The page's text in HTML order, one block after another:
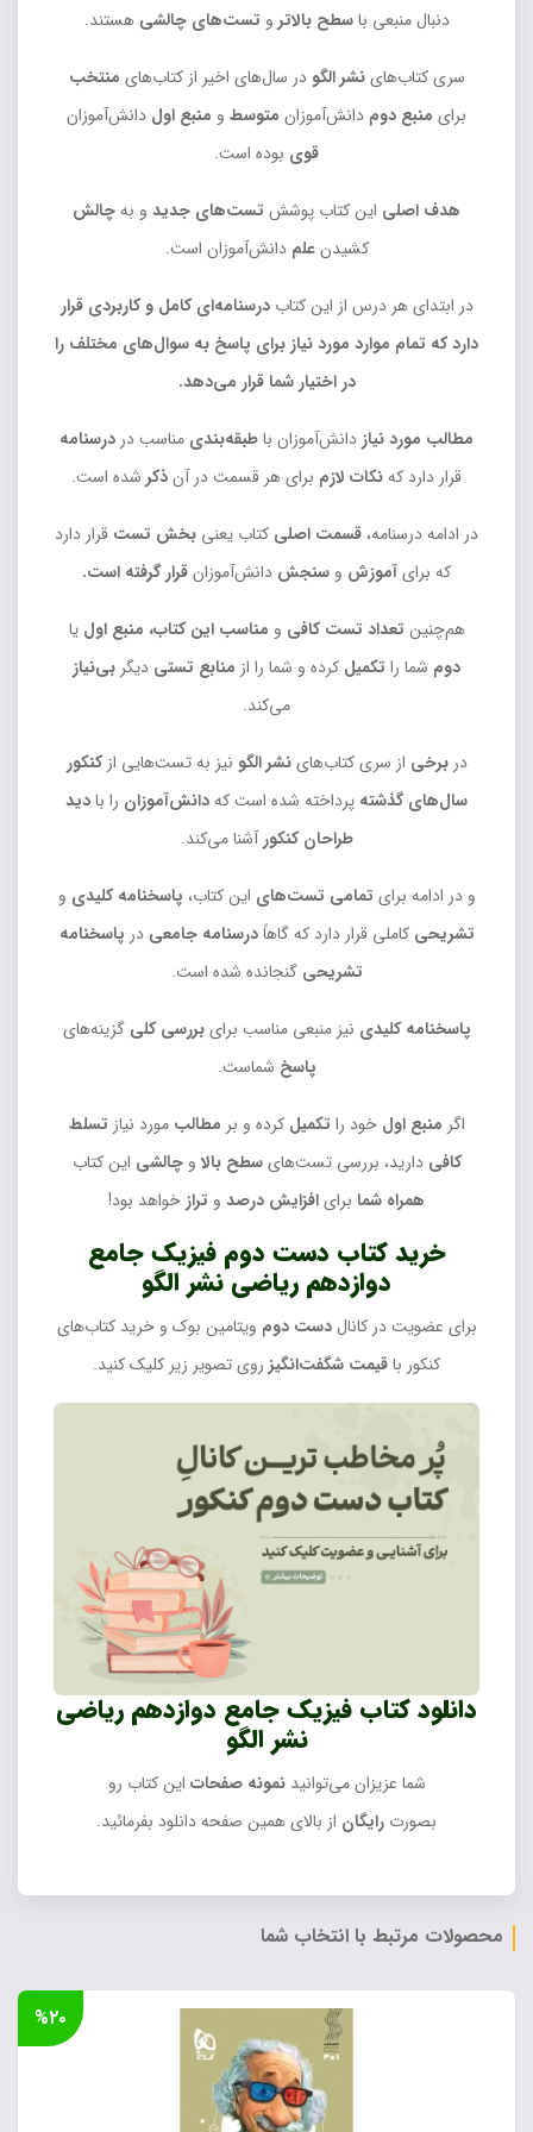
دنبال منبعی باسطح بالاتر و تست‌های چالشی هستند.
سری کتاب‌هاینشر الگو در سال‌های اخیر از کتاب‌های منتخب
برای منبع دوم دانش‌آموزان متوسط و منبع اول دانش‌آموزان
قوی بوده است.
هدف اصلی این کتاب پوشش تست‌های جدید و بهچالش
کشیدنعلم دانش‌آموزان است.
در ابتدای هر درس از این کتابدرسنامه‌ای کامل و کاربردی قرار
دارد که تمام موارد مورد نیاز برای پاسخ به سوال‌های مختلف را
در اختیار شما قرار می‌دهد.
مطالب مورد نیاز دانش‌آموزان باطبقه‌بندی مناسب در درسنامه
قرار دارد کهنکات لازم برای هر قسمت در آنذکر شده است.
در ادامه درسنامه، قسمت اصلی کتاب یعنی بخش تست قرار دارد
که برایآموزش و سنجش دانش‌آموزانقرار گرفته است.
هم‌چنین تعداد تست کافی و مناسب این کتاب، منبع اول یا
دوم شما را تکمیل کرده و شما را از منابع تستی دیگر بی‌نیاز
می‌کند.
دربرخی از سری کتاب‌هاینشر الگو نیز به تست‌هایی ازکنکور
سال‌های گذشته پرداخته شده است کهدانش‌آموزان را بادید
طراحان کنکورآشنا می‌کند.
و در ادامه برای تمامی تست‌های این کتاب، پاسخنامه کلیدی و
تشریحی کاملی قرار دارد که گاهاًدرسنامه جامعی در پاسخنامه
تشریحی گنجانده شده است.
پاسخنامه کلیدی نیز منبعی مناسب برایبررسی کلی گزینه‌های
پاسخ شماست.
اگر منبع اول خود را تکمیل کرده و بر مطالب مورد نیاز تسلط
کافی دارید، بررسی تست‌هایسطح بالا وچالشی این کتاب
همراه شما برایافزایش درصد و تراز خواهد بود!
خرید کتاب دست دوم فیزیک جامع
دوازدهم ریاضی نشر الگو
برای عضویت در کانالدست دوم ویتامین بوک و خرید کتاب‌های
کنکور باقیمت شگفت‌انگیز روی تصویر زیر کلیک کنید.
دانلود کتاب فیزیک جامع دوازدهم ریاضی
نشر الگو
شما عزیزان می‌توانیدنمونه صفحات این کتاب رو
بصورت رایگان از بالای همین صفحه دانلود بفرمائید.
محصولات مرتبط با انتخاب شما
%۲۰